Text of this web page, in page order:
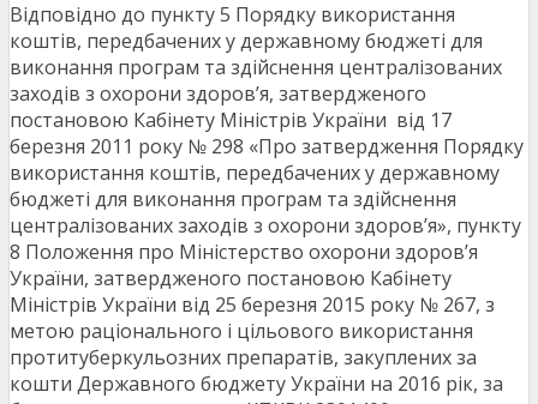
Відповідно до пункту 5 Порядку використання
коштів, передбачених у державному бюджеті для
виконання програм та здійснення централізованих
заходів з охорони здоров’я, затвердженого
постановою Кабінету Міністрів України від 17
березня 2011 року № 298 «Про затвердження Порядку
використання коштів, передбачених у державному
бюджеті для виконання програм та здійснення
централізованих заходів з охорони здоров’я», пункту
8 Положення про Міністерство охорони здоров’я
України, затвердженого постановою Кабінету
Міністрів України від 25 березня 2015 року № 267, з
метою раціонального і цільового використання
протитуберкульозних препаратів, закуплених за
кошти Державного бюджету України на 2016 рік, за